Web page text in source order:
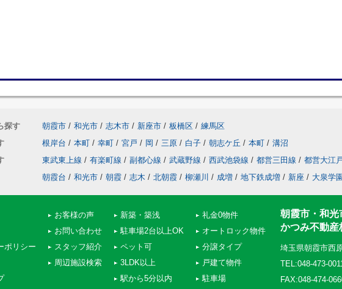
探す 朝霞市 / 和光市 / 志木市 / 新座市 / 板橋区 / 練馬区
根岸台 / 本町 / 幸町 / 宮戸 / 岡 / 三原 / 白子 / 朝志ケ丘 / 本町 / 溝沼
東武東上線 / 有楽町線 / 副都心線 / 武蔵野線 / 西武池袋線 / 都営三田線 / 都営大江
朝霞台 / 和光市 / 朝霞 / 志木 / 北朝霞 / 柳瀬川 / 成増 / 地下鉄成増 / 新座 / 大泉学園
ポリシー
お客様の声
お問い合わせ
スタッフ紹介
周辺施設検索
新築・築浅
駐車場2台以上OK
ペット可
3LDK以上
駅から5分以内
礼金0物件
オートロック物件
分譲タイプ
戸建て物件
駐車場
朝霞市・和光
かつみ不動産
埼玉県朝霞市西
TEL:048-473-
FAX:048-474-